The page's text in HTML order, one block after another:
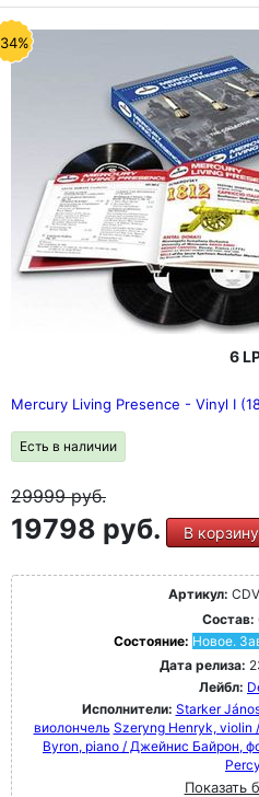
6
Mercury Living Presence - Vinyl I
Есть в наличии
29999руб.
19798 руб. В корзину
Артикул:
Состав:
Состояние: Новое.
Дата релиза:
Лейбл:
Исполнители: Starker
виолончель Szeryng Henryk, violin
Byron, piano / Джейнис Байрон,
Percy
Показать